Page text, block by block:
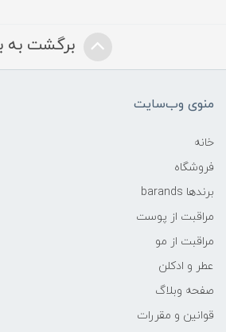
برگشت به
منوی وب‌سایت
خانه
فروشگاه
برندها barands
مراقبت از پوست
مراقبت از مو
عطر و ادکلن
صفحه وبلاگ
قوانین و مقررات